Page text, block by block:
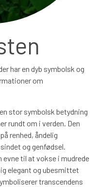
har en dyb symbolsk og
om
stor symbolsk betydning
rundt om i verden. Den
renhed, åndelig
og genfødsel.
til at vokse i mudrede
elegant og ubesmittet
transcendens